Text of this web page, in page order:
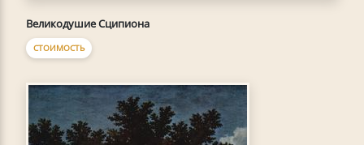
Великодушие Сципиона
СТОИМОСТЬ